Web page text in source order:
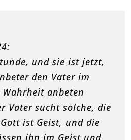
und sie ist jetzt,
den Vater im
anbeten
Vater sucht solche, die
ist Geist, und die
ihn im Geist und